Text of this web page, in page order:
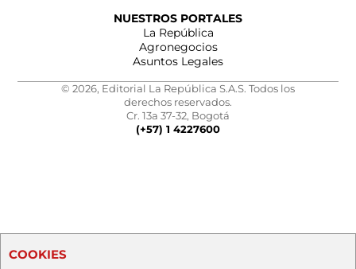
NUESTROS PORTALES
La República
Agronegocios
Asuntos Legales
© 2026, Editorial La República S.A.S. Todos los
derechos reservados.
Cr. 13a 37-32, Bogotá
(+57) 1 4227600
COOKIES